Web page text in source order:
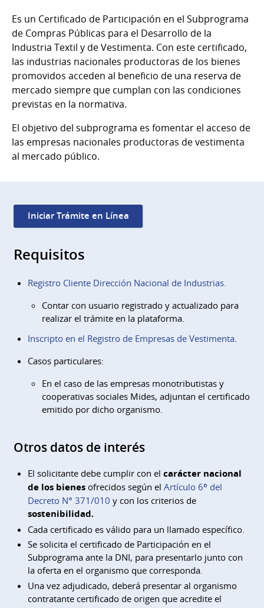
Es un Certificado de Participación en el Subprograma
de Compras Públicas para el Desarrollo de la
Industria Textil y de Vestimenta. Con este certificado,
las industrias nacionales productoras de los bienes
promovidos acceden al beneficio de una reserva de
mercado siempre que cumplan con las condiciones
previstas en la normativa.
El objetivo del subprograma es fomentar el acceso de
las empresas nacionales productoras de vestimenta
al mercado público.
Iniciar Trámite en Línea
Requisitos
Registro Cliente Dirección Nacional de Industrias.
Contar con usuario registrado y actualizado para
realizar el trámite en la plataforma.
Inscripto en el Registro de Empresas de Vestimenta.
Casos particulares:
En el caso de las empresas monotributistas y
cooperativas sociales Mides, adjuntan el certificado
emitido por dicho organismo.
Otros datos de interés
El solicitante debe cumplir con el carácter nacional
de los bienes ofrecidos según el Artículo 6º del
Decreto N° 371/010 y con los criterios de
sostenibilidad.
Cada certificado es válido para un llamado específico.
Se solicita el certificado de Participación en el
Subprograma ante la DNI, para presentarlo junto con
la oferta en el organismo que corresponda.
Una vez adjudicado, deberá presentar al organismo
contratante certificado de origen que acredite el